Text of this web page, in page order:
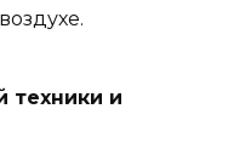
техники и